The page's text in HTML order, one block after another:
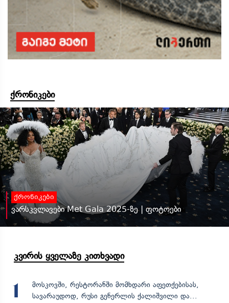
ქრონიკები
ქრონიკები
ვარსკვლავები Met Gala 2025-ზე | ფოტოები
კვირის ყველაზე კითხვადი
1
მოსკოვში, რესტორანში მომხდარი აფეთქებისას,
სავარაუდოდ, რუსი გენერლის ქალიშვილი და...